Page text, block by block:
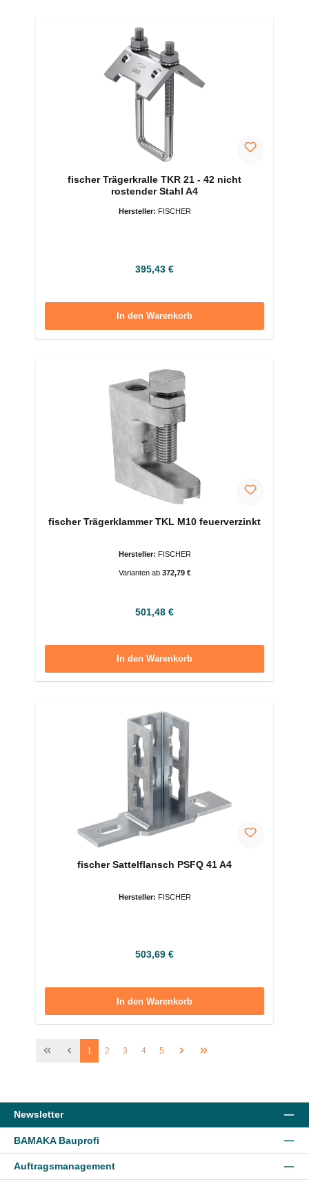
fischer Trägerkralle TKR 21 - 42 nicht
rostender Stahl A4
Hersteller: FISCHER
Regulärer Preis:
395,43 €
In den Warenkorb
fischer Trägerklammer TKL M10 feuerverzinkt
Hersteller: FISCHER
Varianten ab372,79 €
Regulärer Preis:
501,48 €
In den Warenkorb
fischer Sattelflansch PSFQ 41 A4
Hersteller: FISCHER
Regulärer Preis:
503,69 €
In den Warenkorb
Seite
1 Seite
2 Seite
3 Seite
4 Seite
5
Newsletter
BAMAKA Bauprofi
Auftragsmanagement